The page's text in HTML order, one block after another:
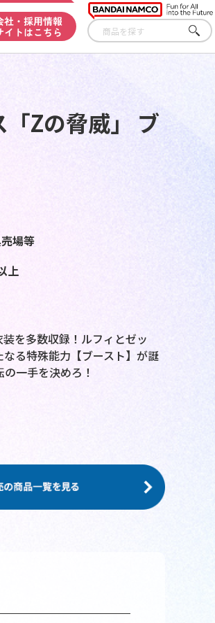
社・採用情報
イトはこちら
さが
す
Zの脅威」 ブ
場等
上
を多数収録！ルフィとゼッ
る特殊能力【ブースト】が誕
一手を決めろ！